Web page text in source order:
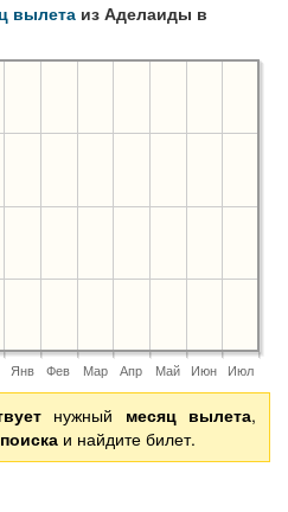
вылета из Аделаиды в
Янв Фев Мар Апр Май Июн Июл
нужный месяц вылета,
и найдите билет.